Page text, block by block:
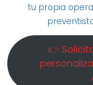
tu propia
👉